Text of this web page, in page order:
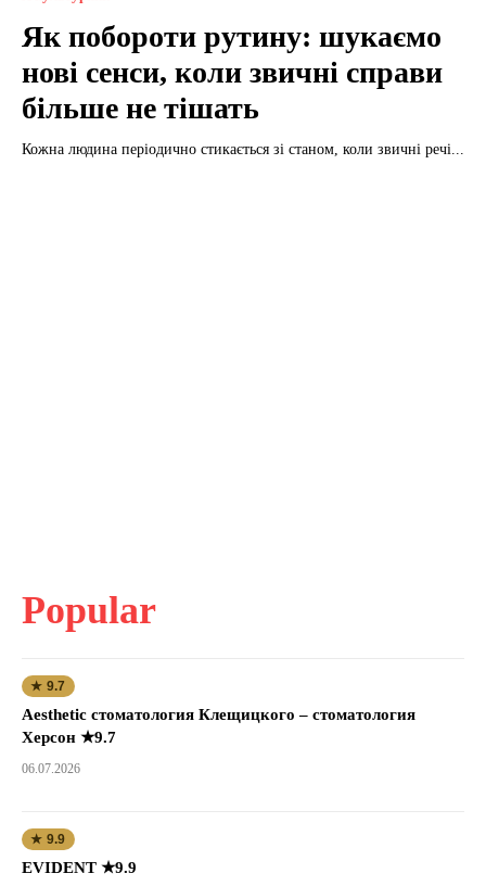
Як побороти рутину: шукаємо
нові сенси, коли звичні справи
більше не тішать
Кожна людина періодично стикається зі станом, коли звичні речі...
Popular
★ 9.7
Aesthetic стоматология Клещицкого – стоматология
Херсон ★9.7
06.07.2026
★ 9.9
EVIDENT ★9.9